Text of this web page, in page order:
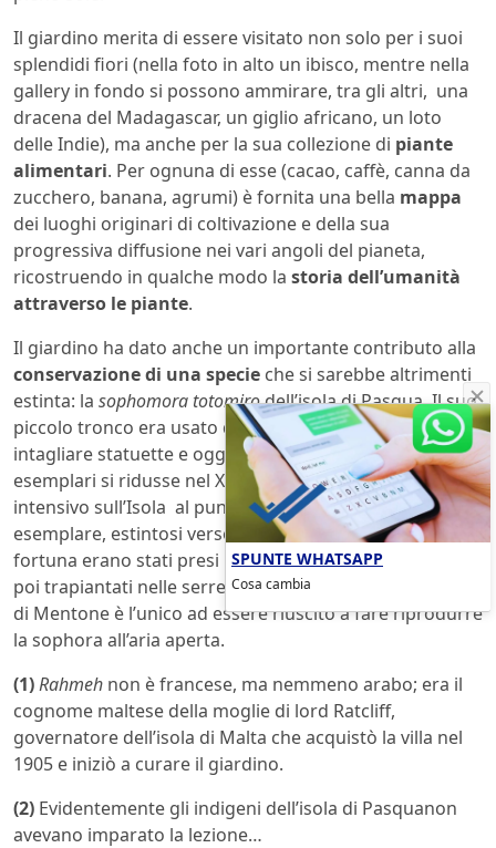
Il giardino merita di essere visitato non solo per i suoi
splendidi fiori (nella foto in alto un ibisco, mentre nella
gallery in fondo si possono ammirare, tra gli altri, una
dracena del Madagascar, un giglio africano, un loto
delle Indie), ma anche per la sua collezione di piante
alimentari. Per ognuna di esse (cacao, caffè, canna da
zucchero, banana, agrumi) è fornita una bella mappa
dei luoghi originari di coltivazione e della sua
progressiva diffusione nei vari angoli del pianeta,
ricostruendo in qualche modo la storia dell’umanità
attraverso le piante.
Il giardino ha dato anche un importante contributo alla
conservazione di una specie che si sarebbe altrimenti
estinta: la sophomora totomirodell’isola di Pasqua. Il suo
piccolo tronco era usato dagli abitanti locali per
intagliare statuette e oggetti cerimoniali. Il numero di
esemplari si ridusse nel XIX secolo per il pascolo
intensivo sull’Isola al punto che rimase un solo
esemplare, estintosi verso la metà del XX secolo(2). Per
fortuna erano stati presi rami da quest’ultimo alberello,
poi trapiantati nelle serre di varie università. Il giardino
di Mentone è l’unico ad essere riuscito a fare riprodurre
la sophora all’aria aperta.
(1)Rahmeh non è francese, ma nemmeno arabo; era il
cognome maltese della moglie di lord Ratcliff,
governatore dell’isola di Malta che acquistò la villa nel
1905 e iniziò a curare il giardino.
(2) Evidentemente gli indigeni dell’isola di Pasquanon
avevano imparato la lezione…
SPUNTE WHATSAPP
Cosa cambia